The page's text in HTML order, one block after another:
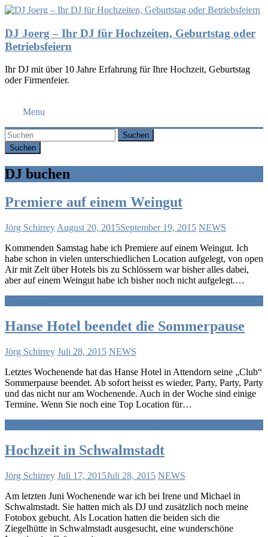
DJ Joerg – Ihr DJ für Hochzeiten, Geburtstag oder
Betriebsfeiern
Ihr DJ mit über 10 Jahre Erfahrung für Ihre Hochzeit, Geburtstag
oder Firmenfeier.
Menu
Suchen
DJ buchen
Premiere auf einem Weingut
Jörg Schirrey August 20, 2015September 19, 2015 NEWS
Kommenden Samstag habe ich Premiere auf einem Weingut. Ich
habe schon in vielen unterschiedlichen Location aufgelegt, von open
Air mit Zelt über Hotels bis zu Schlössern war bisher alles dabei,
aber auf einem Weingut habe ich bisher noch nicht aufgelegt.…
Hanse Hotel beendet die Sommerpause
Jörg Schirrey Juli 28, 2015 NEWS
Letztes Wochenende hat das Hanse Hotel in Attendorn seine „Club“
Sommerpause beendet. Ab sofort heisst es wieder, Party, Party, Party
und das nicht nur am Wochenende. Auch in der Woche sind einige
Termine. Wenn Sie noch eine Top Location für…
Hochzeit in Schwalmstadt
Jörg Schirrey Juli 17, 2015Juli 28, 2015 NEWS
Am letzten Juni Wochenende war ich bei Irene und Michael in
Schwalmstadt. Sie hatten mich als DJ und zusätzlich noch meine
Fotobox gebucht. Als Location hatten die beiden sich die
Ziegelhütte in Schwalmstadt ausgesucht, eine wunderschöne